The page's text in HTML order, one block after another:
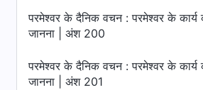
परमेश्वर के दैनिक वचन : परमेश्वर के कार्य
जानना | अंश 200
परमेश्वर के दैनिक वचन : परमेश्वर के कार्य
जानना | अंश 201